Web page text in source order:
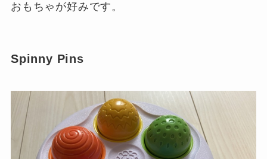
おもちゃが好みです。
Spinny Pins